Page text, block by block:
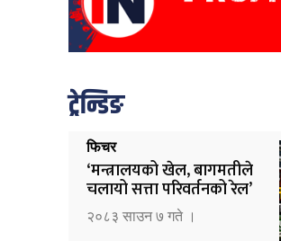
ट्रेन्डिङ
फिचर
‘मन्त्रालयको खेल, बागमतीले
चलायो सत्ता परिवर्तनको रेल’
२०८३ साउन ७ गते ।